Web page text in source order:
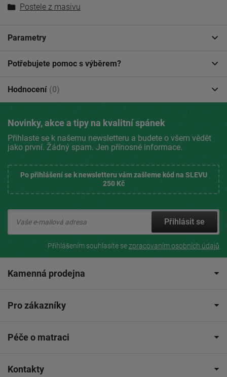
Postele z masivu
Parametry
Potřebujete pomoc s výběrem?
Hodnocení (0)
Novinky, akce a tipy na kvalitní spánek
Přihlaste se k našemu newsletteru a budete o všem vědět
jako první. Žádný spam. Jen přínosné informace.
Po přihlášení se k newsletteru vám zašleme kód na SLEVU
250 Kč
Přihlásit se
Přihlášením souhlasíte sezpracovaním osobních údajů
Kamenná prodejna
Pro zákazníky
Péče o matraci
Kontakty